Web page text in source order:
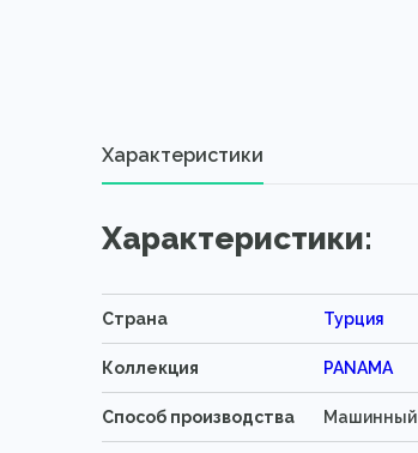
Характеристики
Характеристики:
Страна Турция
Коллекция PANAMA
Способ производства Машинный